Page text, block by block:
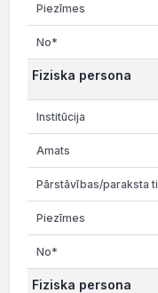
Fiziska persona
Fiziska persona